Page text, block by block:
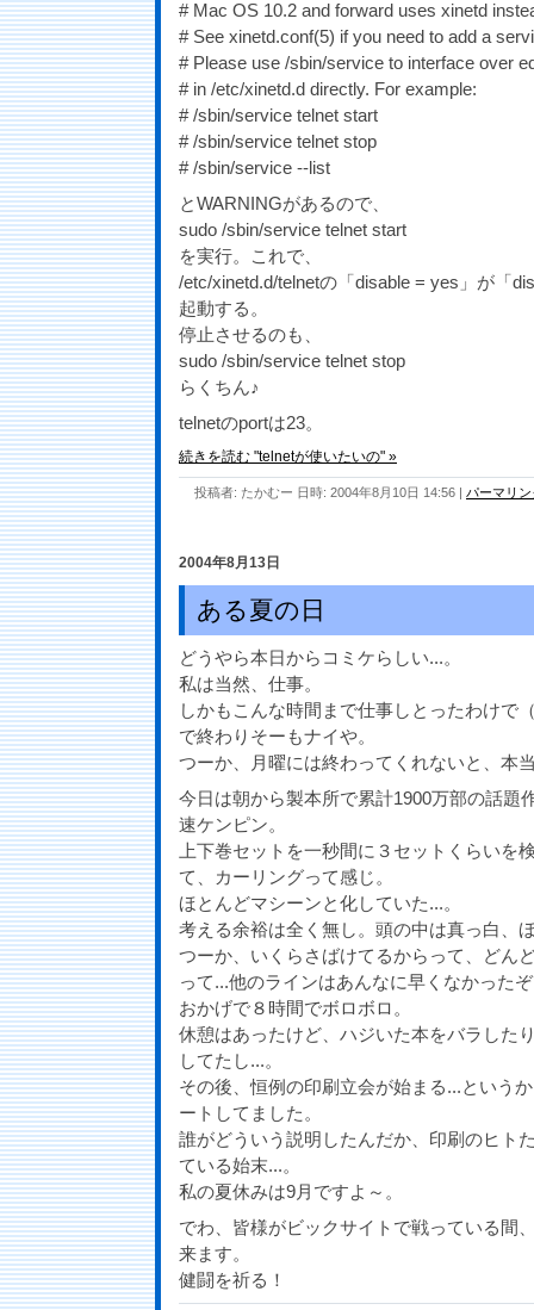
# Mac OS 10.2 and forward uses xinetd
# See xinetd.conf(5) if you need to add a
# Please use /sbin/service to interface over
# in /etc/xinetd.d directly. For example:
# /sbin/service telnet start
# /sbin/service telnet stop
# /sbin/service --list
とWARNINGがあるので、
sudo /sbin/service telnet start
を実行。これで、
/etc/xinetd.d/telnetの「disable = yes」が「
起動する。
停止させるのも、
sudo /sbin/service telnet stop
らくちん♪
telnetのportは23。
続きを読む "telnetが使いたいの" »
投稿者: たかむー 日時: 2004年8月10日 14:56 | パーマリン
2004年8月13日
ある夏の日
どうやら本日からコミケらしい...。
私は当然、仕事。
しかもこんな時間まで仕事しとったわけで
で終わりそーもナイや。
つーか、月曜には終わってくれないと、本
今日は朝から製本所で累計1900万部の話題
速ケンピン。
上下巻セットを一秒間に３セットくらいを
て、カーリングって感じ。
ほとんどマシーンと化していた...。
考える余裕は全く無し。頭の中は真っ白、
つーか、いくらさばけてるからって、どん
って...他のラインはあんなに早くなかった
おかげで８時間でボロボロ。
休憩はあったけど、ハジいた本をバラした
してたし...。
その後、恒例の印刷立会が始まる...という
ートしてました。
誰がどういう説明したんだか、印刷のヒト
ている始末...。
私の夏休みは9月ですよ～。
でわ、皆様がビックサイトで戦っている間
来ます。
健闘を祈る！